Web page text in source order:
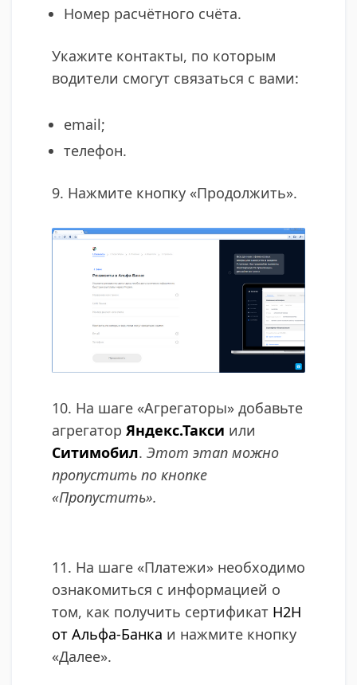
Номер расчётного счёта.
Укажите контакты, по которым
водители смогут связаться с вами:
email;
телефон.
9. Нажмите кнопку «Продолжить».
10. ​На шаге «Агрегаторы» добавьте
агрегатор Яндекс.Такси или
Ситимобил. Этот этап можно
пропустить по кнопке
«Пропустить».
11. На шаге «Платежи» необходимо
ознакомиться с информацией о
том, как получить сертификат H2H
от Альфа-Банка и нажмите кнопку
«Далее».